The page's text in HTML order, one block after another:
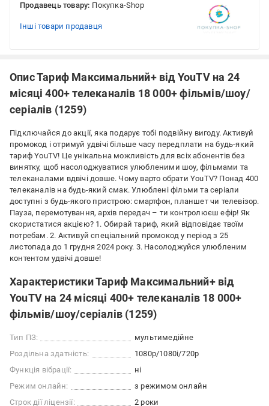
Продавець товару: Покупка-Shop
Інші товари продавця
Опис Тариф Максимальний+ від YouTV на 24
місяці 400+ телеканалів 18 000+ фільмів/шоу/
серіалів (1259)
Підключайся до акції, яка подарує тобі подвійну вигоду. Активуй
промокод і отримуй удвічі більше часу передплати на будь-який
тариф YouTV! Це унікальна можливість для всіх абонентів без
винятку, щоб насолоджуватися улюбленими шоу, фільмами та
телеканалами вдвічі довше. Чому варто обрати YouTV? Понад 400
телеканалів на будь-який смак. Улюблені фільми та серіали
доступні з будь-якого пристрою: смартфон, планшет чи телевізор.
Пауза, перемотування, архів передач – ти контролюєш ефір! Як
скористатися акцією? 1. Обирай тариф, який відповідає твоїм
потребам. 2. Активуй спеціальний промокод у період з 25
листопада до 1 грудня 2024 року. 3. Насолоджуйся улюбленим
контентом удвічі довше!
Характеристики Тариф Максимальний+ від
YouTV на 24 місяці 400+ телеканалів 18 000+
фільмів/шоу/серіалів (1259)
Тип ПЗ:
мультимедійне
Роздільна здатність:
1080p/1080i/720p
Функція вібрації:
ні
Режим онлайн:
з режимом онлайн
Строк дії ліцензії:
2 роки